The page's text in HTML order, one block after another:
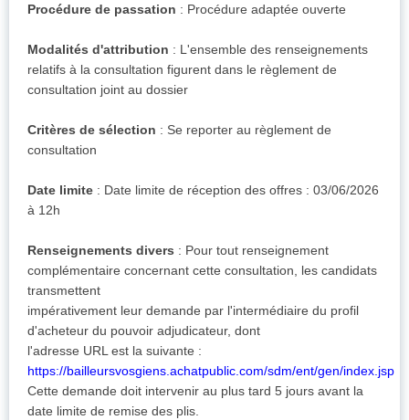
Procédure de passation : Procédure adaptée ouverte
Modalités d'attribution : L'ensemble des renseignements
relatifs à la consultation figurent dans le règlement de
consultation joint au dossier
Critères de sélection : Se reporter au règlement de
consultation
Date limite : Date limite de réception des offres : 03/06/2026
à 12h
Renseignements divers : Pour tout renseignement
complémentaire concernant cette consultation, les candidats
transmettent
impérativement leur demande par l'intermédiaire du profil
d'acheteur du pouvoir adjudicateur, dont
l'adresse URL est la suivante :
https://bailleursvosgiens.achatpublic.com/sdm/ent/gen/index.jsp
Cette demande doit intervenir au plus tard 5 jours avant la
date limite de remise des plis.